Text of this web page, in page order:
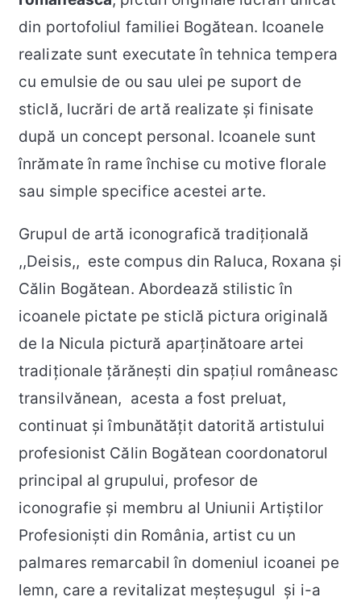
din portofoliul familiei Bogătean. Icoanele
realizate sunt executate în tehnica tempera
cu emulsie de ou sau ulei pe suport de
sticlă, lucrări de artă realizate și finisate
după un concept personal. Icoanele sunt
înrămate în rame închise cu motive florale
sau simple specifice acestei arte.
Grupul de artă iconografică tradițională
,,Deisis,, este compus din Raluca, Roxana și
Călin Bogătean. Abordează stilistic în
icoanele pictate pe sticlă pictura originală
de la Nicula pictură aparținătoare artei
tradiţionale țărănești din spațiul româneasc
transilvănean, acesta a fost preluat,
continuat și îmbunătățit datorită artistului
profesionist Călin Bogătean coordonatorul
principal al grupului, profesor de
iconografie și membru al Uniunii Artiștilor
Profesioniști din România, artist cu un
palmares remarcabil în domeniul icoanei pe
lemn, care a revitalizat meșteșugul și i-a